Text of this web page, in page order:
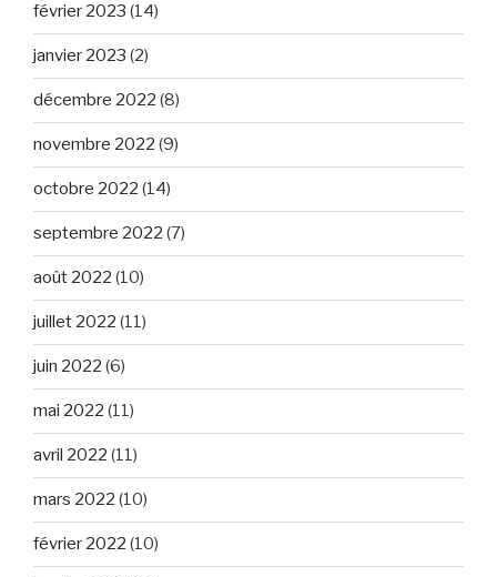
février 2023 (14)
janvier 2023 (2)
décembre 2022 (8)
novembre 2022 (9)
octobre 2022 (14)
septembre 2022 (7)
août 2022 (10)
juillet 2022 (11)
juin 2022 (6)
mai 2022 (11)
avril 2022 (11)
mars 2022 (10)
février 2022 (10)